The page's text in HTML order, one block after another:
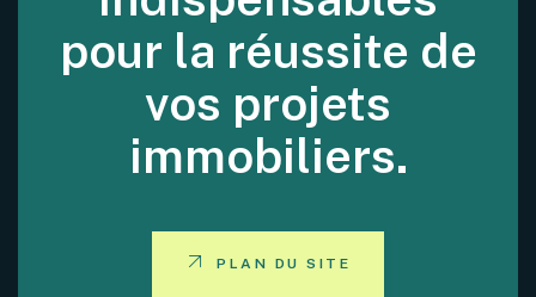
pour la réussite de
vos projets
immobiliers.
PLAN DU SITE